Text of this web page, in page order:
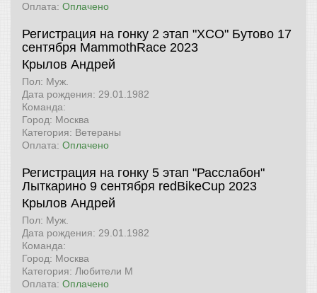
Оплата: Оплачено
Регистрация на гонку 2 этап "XCO" Бутово 17
сентября MammothRace 2023
Крылов Андрей
Пол: Муж.
Дата рождения: 29.01.1982
Команда:
Город: Москва
Категория: Ветераны
Оплата: Оплачено
Регистрация на гонку 5 этап "Расслабон"
Лыткарино 9 сентября redBikeCup 2023
Крылов Андрей
Пол: Муж.
Дата рождения: 29.01.1982
Команда:
Город: Москва
Категория: Любители М
Оплата: Оплачено